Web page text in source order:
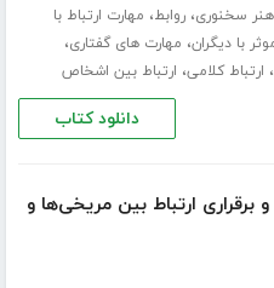
هنر سخنوری،روابط، مهارت ارتباط با
با دیگران، مهارت های گفتاری،
، ارتباط کلامی، ارتباط بین اشخاص
دانلود کتاب
برقراری ارتباط بین مریخی‌ها و